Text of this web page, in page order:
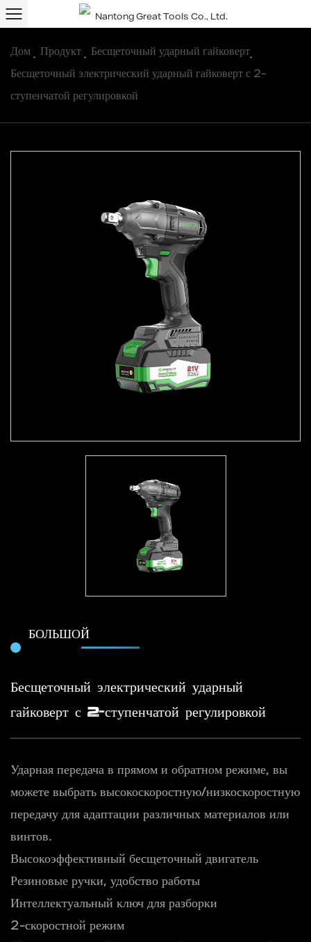
Дом Продукт Бесщеточный ударный гайковерт
Бесщеточный электрический ударный гайковерт с 2-
ступенчатой ​​регулировкой
БОЛЬШОЙ
Бесщеточный электрический ударный
гайковерт с 2-ступенчатой ​​регулировкой
Ударная передача в прямом и обратном режиме, вы
можете выбрать высокоскоростную/низкоскоростную
передачу для адаптации различных материалов или
винтов.
Высокоэффективный бесщеточный двигатель
Резиновые ручки, удобство работы
Интеллектуальный ключ для разборки
2-скоростной режим